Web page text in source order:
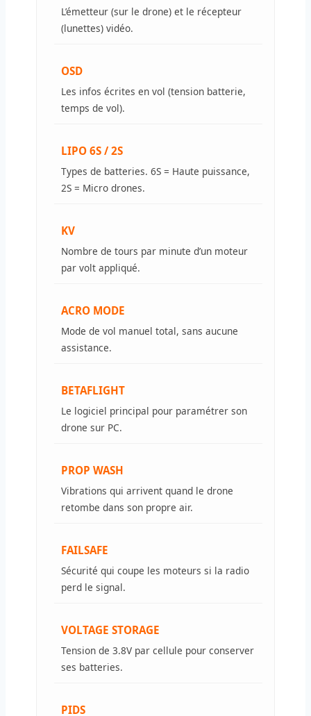
L’émetteur (sur le drone) et le récepteur
(lunettes) vidéo.
OSD
Les infos écrites en vol (tension batterie,
temps de vol).
LIPO 6S / 2S
Types de batteries. 6S = Haute puissance,
2S = Micro drones.
KV
Nombre de tours par minute d’un moteur
par volt appliqué.
ACRO MODE
Mode de vol manuel total, sans aucune
assistance.
BETAFLIGHT
Le logiciel principal pour paramétrer son
drone sur PC.
PROP WASH
Vibrations qui arrivent quand le drone
retombe dans son propre air.
FAILSAFE
Sécurité qui coupe les moteurs si la radio
perd le signal.
VOLTAGE STORAGE
Tension de 3.8V par cellule pour conserver
ses batteries.
PIDS